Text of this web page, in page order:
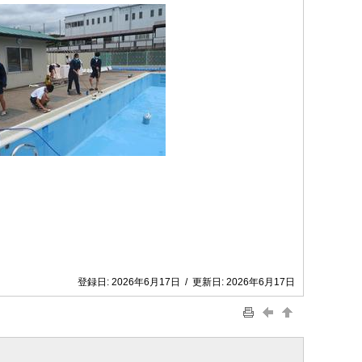
登録日: 2026年6月17日 / 更新日: 2026年6月17日